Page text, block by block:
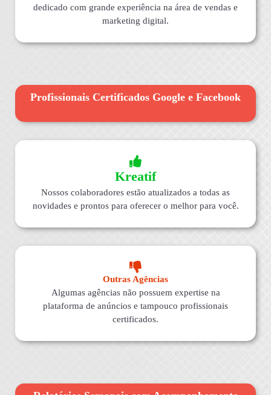
dedicado com grande experiência na área de vendas e
marketing digital.
Profissionais Certificados Google e Facebook
Kreatif
Nossos colaboradores estão atualizados a todas as
novidades e prontos para oferecer o melhor para você.
Outras Agências
Algumas agências não possuem expertise na
plataforma de anúncios e tampouco profissionais
certificados.